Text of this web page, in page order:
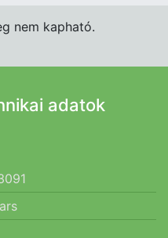
nem kapható.
adatok